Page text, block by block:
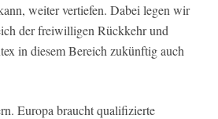
weiter vertiefen. Dabei legen wir
der freiwilligen Rückkehr und
in diesem Bereich zukünftig auch
Europa braucht qualifizierte